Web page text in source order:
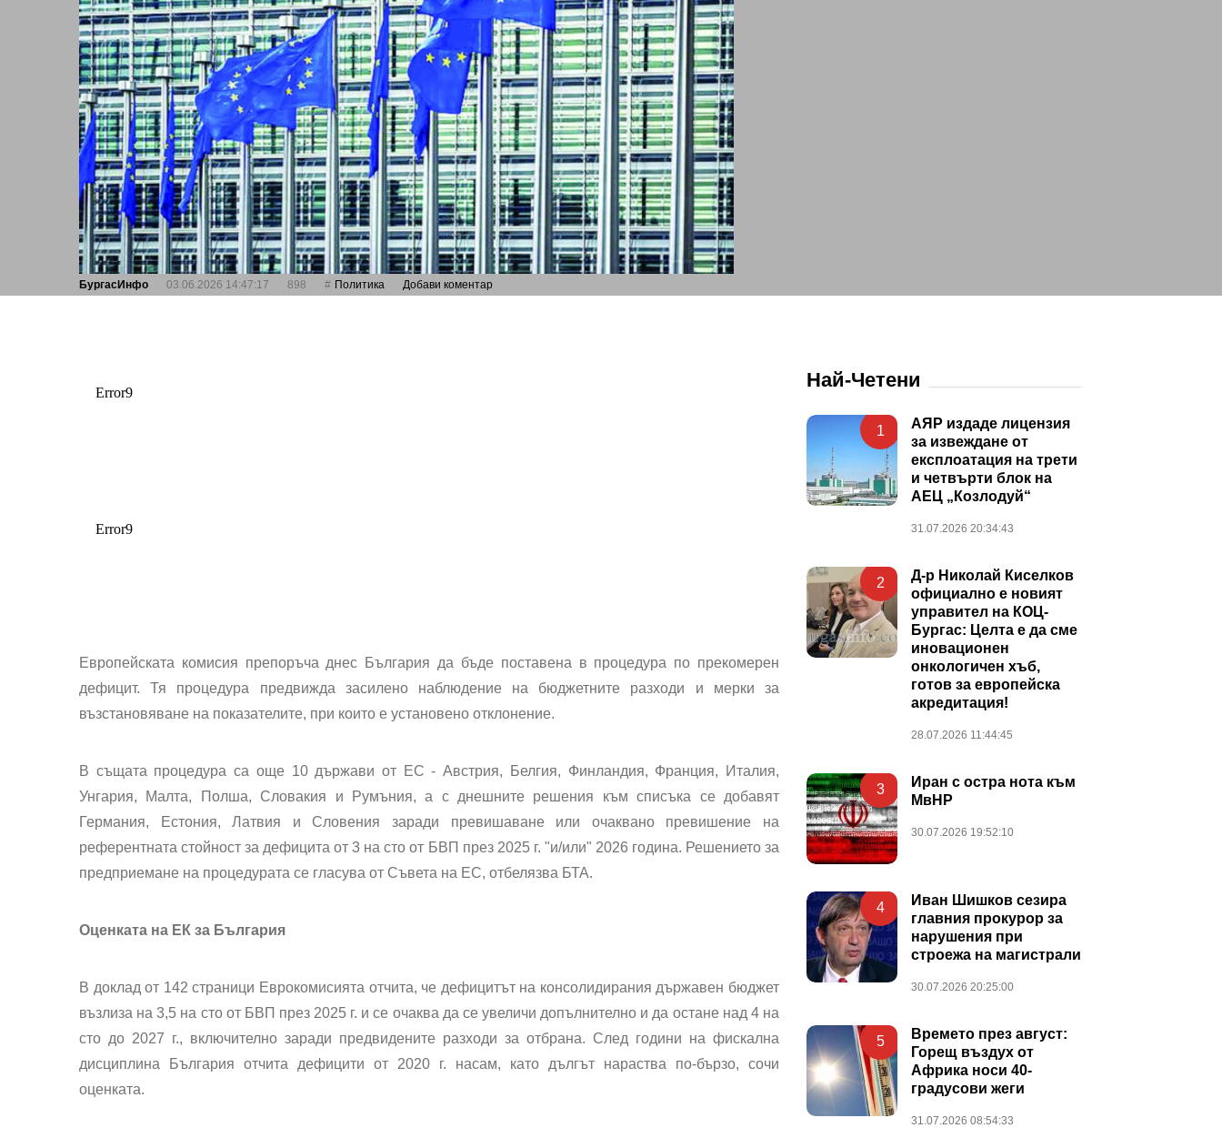
БургасИнфо 03.06.2026 14:47:17 898 Политика Добави коментар
Европейската комисия препоръча днес България да бъде поставена в процедура по прекомерен
дефицит. Тя процедура предвижда засилено наблюдение на бюджетните разходи и мерки за
възстановяване на показателите, при които е установено отклонение.
В същата процедура са още 10 държави от ЕС - Австрия, Белгия, Финландия, Франция, Италия,
Унгария, Малта, Полша, Словакия и Румъния, а с днешните решения към списъка се добавят
Германия, Естония, Латвия и Словения заради превишаване или очаквано превишение на
референтната стойност за дефицита от 3 на сто от БВП през 2025 г. "и/или" 2026 година. Решението за
предприемане на процедурата се гласува от Съвета на ЕС, отбелязва БТА.
Оценката на ЕК за България
В доклад от 142 страници Еврокомисията отчита, че дефицитът на консолидирания държавен бюджет
възлиза на 3,5 на сто от БВП през 2025 г. и се очаква да се увеличи допълнително и да остане над 4 на
сто до 2027 г., включително заради предвидените разходи за отбрана. След години на фискална
дисциплина България отчита дефицити от 2020 г. насам, като дългът нараства по-бързо, сочи
оценката.
Най-Четени
1
АЯР издаде лицензия
за извеждане от
експлоатация на трети
и четвърти блок на
АЕЦ „Козлодуй“
31.07.2026 20:34:43
2
Д-р Николай Киселков
официално е новият
управител на КОЦ-
Бургас: Целта е да сме
иновационен
онкологичен хъб,
готов за европейска
акредитация!
28.07.2026 11:44:45
3
Иран с остра нота към
МвНР
30.07.2026 19:52:10
4
Иван Шишков сезира
главния прокурор за
нарушения при
строежа на магистрали
30.07.2026 20:25:00
5
Времето през август:
Горещ въздух от
Африка носи 40-
градусови жеги
31.07.2026 08:54:33